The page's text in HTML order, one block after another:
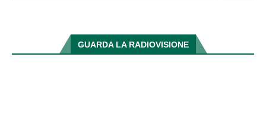
GUARDA LA RADIOVISIONE